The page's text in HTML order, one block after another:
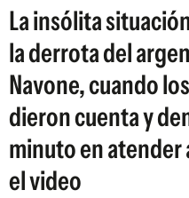
La insólita
la derrota del
Navone, cuando
dieron cuenta y
minuto en atender
el video